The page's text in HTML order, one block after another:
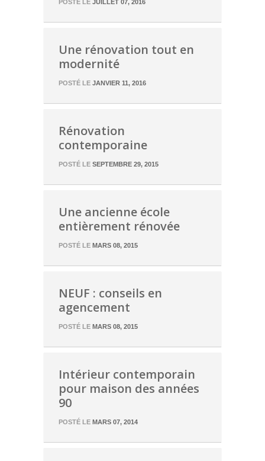
POSTÉ LE JUILLET 07, 2016
Une rénovation tout en
modernité
POSTÉ LE JANVIER 11, 2016
Rénovation
contemporaine
POSTÉ LE SEPTEMBRE 29, 2015
Une ancienne école
entièrement rénovée
POSTÉ LE MARS 08, 2015
NEUF : conseils en
agencement
POSTÉ LE MARS 08, 2015
Intérieur contemporain
pour maison des années
90
POSTÉ LE MARS 07, 2014